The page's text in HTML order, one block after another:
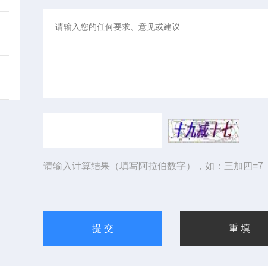
请输入计算结果（填写阿拉伯数字），如：三加四=7